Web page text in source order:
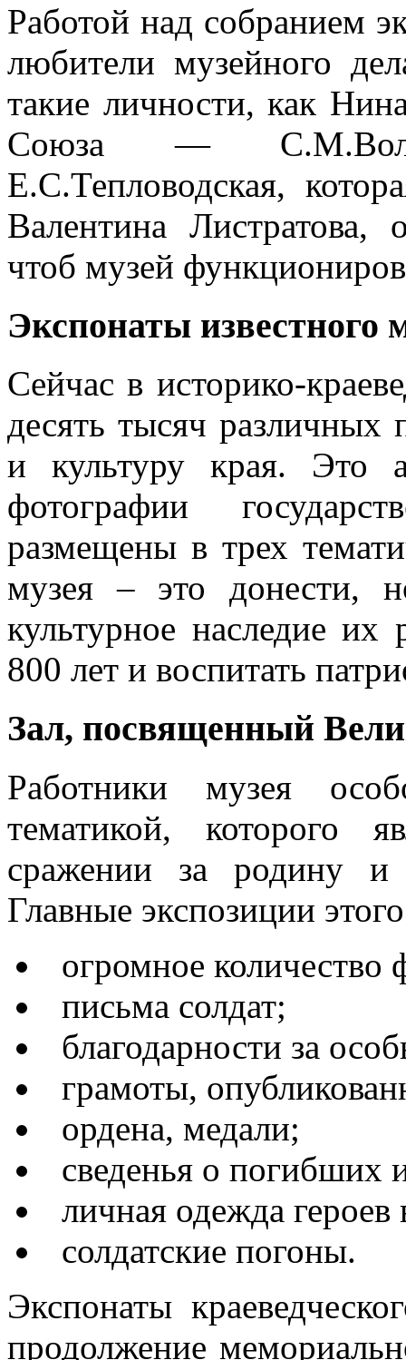
Работой над собранием
любители музейного
такие личности, как
Союза —
Е.С.Тепловодская,
Валентина
чтоб музей
Экспонаты известного
Сейчас в историко-
десять тысяч различных
и культуру края. Это
фотографии
размещены в трех
музея – это донести,
культурное наследие их
800 лет и воспитать
Зал, посвященный
Работники музея
тематикой, которого
сражении за родину и
Главные экспозиции
огромное количество
письма солдат;
благодарности за
грамоты,
ордена, медали;
сведенья о погибших
личная одежда
солдатские погоны.
Экспонаты
продолжение